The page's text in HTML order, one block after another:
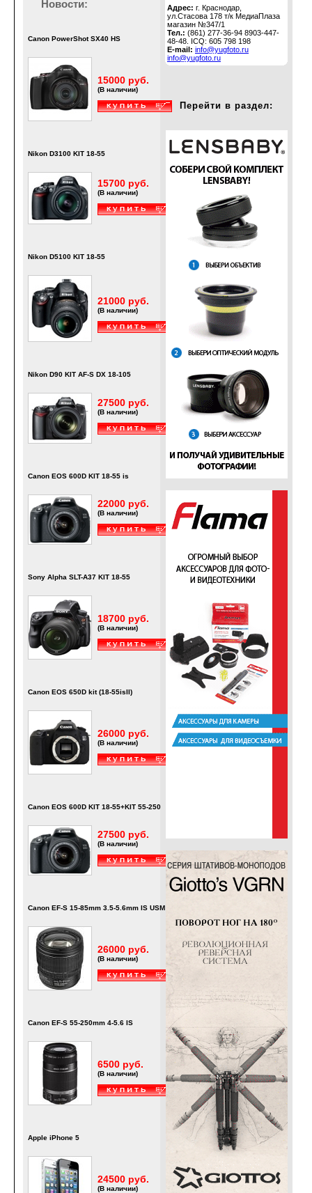
Новости:
Canon PowerShot SX40 HS
15000 руб.
(В наличии)
Nikon D3100 KIT 18-55
15700 руб.
(В наличии)
Nikon D5100 KIT 18-55
21000 руб.
(В наличии)
Nikon D90 KIT AF-S DX 18-105
27500 руб.
(В наличии)
Canon EOS 600D KIT 18-55 is
22000 руб.
(В наличии)
Sony Alpha SLT-A37 KIT 18-55
18700 руб.
(В наличии)
Canon EOS 650D kit (18-55isII)
26000 руб.
(В наличии)
Canon EOS 600D KIT 18-55+KIT 55-250
27500 руб.
(В наличии)
Canon EF-S 15-85mm 3.5-5.6mm IS USM
26000 руб.
(В наличии)
Canon EF-S 55-250mm 4-5.6 IS
6500 руб.
(В наличии)
Apple iPhone 5
24500 руб.
(В наличии)
Адрес: г. Краснодар,
ул.Стасова 178 т/к МедиаПлаза
магазин №347/1
Тел.: (861) 277-36-94 8903-447-
48-48. ICQ: 605 798 198
E-mail: info@yugfoto.ru
info@yugfoto.ru
Перейти в раздел: